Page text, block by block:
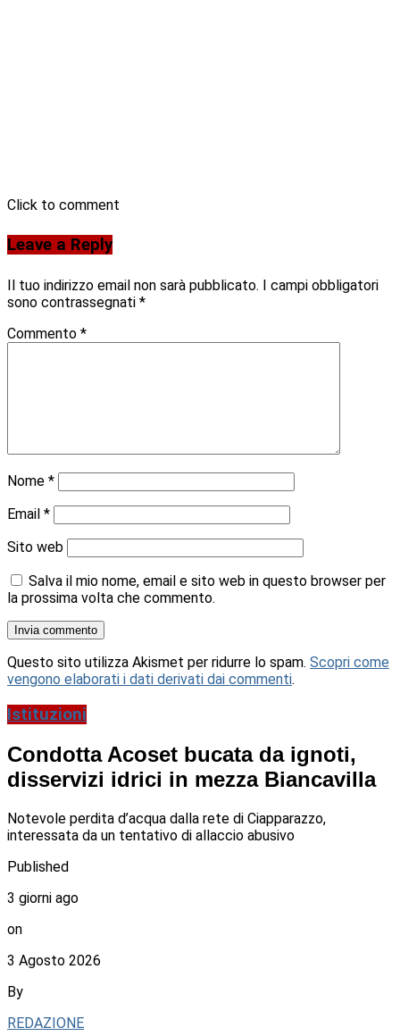
Click to comment
Leave a Reply
Il tuo indirizzo email non sarà pubblicato.
I campi obbligatori
sono contrassegnati *
Commento *
Nome *
Email *
Sito web
Salva il mio nome, email e sito web in questo browser per
la prossima volta che commento.
Questo sito utilizza Akismet per ridurre lo spam. Scopri come
vengono elaborati i dati derivati dai commenti.
Istituzioni
Condotta Acoset bucata da ignoti,
disservizi idrici in mezza Biancavilla
Notevole perdita d’acqua dalla rete di Ciapparazzo,
interessata da un tentativo di allaccio abusivo
Published
3 giorni ago
on
3 Agosto 2026
By
REDAZIONE